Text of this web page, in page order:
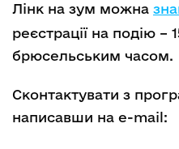
Лінк на зум можна
реєстрації на подію –
брюсельським часом.
Сконтактувати з
написавши на e-mail: